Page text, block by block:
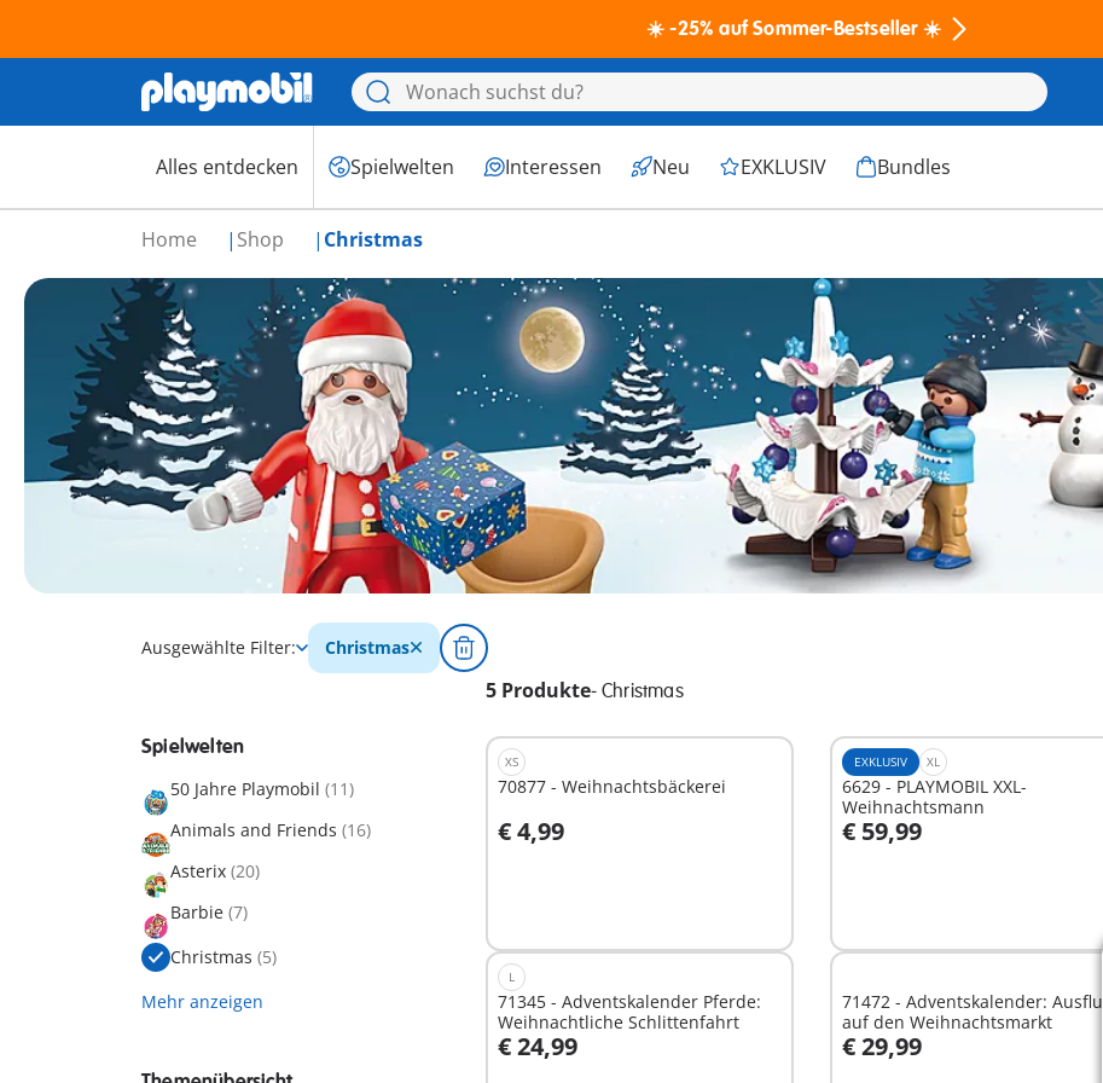
☀️ -25% auf Sommer-Bestseller ☀️
Alles entdecken Spielwelten Interessen Neu EXKLUSIV Bundles
Home Shop Christmas
Ausgewählte Filter: Christmas
5 Produkte- Christmas
Spielwelten
50 Jahre Playmobil (11)
Animals and Friends (16)
Asterix (20)
Barbie (7)
Christmas (5)
Mehr anzeigen
XS
70877 - Weihnachtsbäckerei
€ 4,99
In den Warenkorb
EXKLUSIV XL
6629 - PLAYMOBIL XXL-
Weihnachtsmann
€ 59,99
In den Warenkorb
L
71345 - Adventskalender Pferde:
Weihnachtliche Schlittenfahrt
€ 24,99
71472 - Adventskalender: Ausflug
auf den Weihnachtsmarkt
€ 29,99
In den Warenkorb